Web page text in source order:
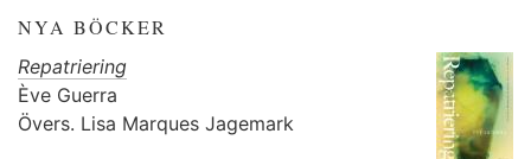
NYA BÖCKER
Repatriering
Ève Guerra
Övers. Lisa Marques Jagemark